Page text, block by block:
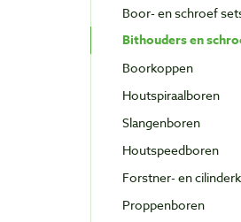
Boor- en schroef
Bithouders en
Boorkoppen
Houtspiraalboren
Slangenboren
Houtspeedboren
Forstner- en
Proppenboren